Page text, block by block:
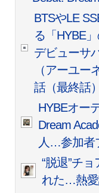
BTSやLE
る「HYBE
デビューサ
（アーユー
話（最終話）
HYBEオー
Dream
人…参加者
“脱退”チ
れた…熱愛